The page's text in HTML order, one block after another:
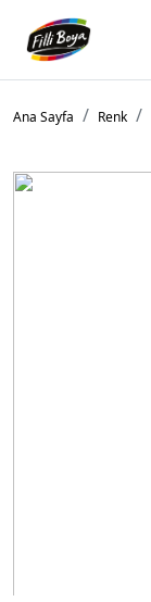
Ana Sayfa Renk